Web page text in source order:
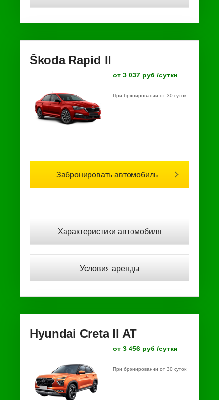
Škoda Rapid II
от 3 037 руб /сутки
При бронировании от 30 суток
Забронировать автомобиль
Характеристики автомобиля
Условия аренды
Hyundai Creta II AT
от 3 456 руб /сутки
При бронировании от 30 суток